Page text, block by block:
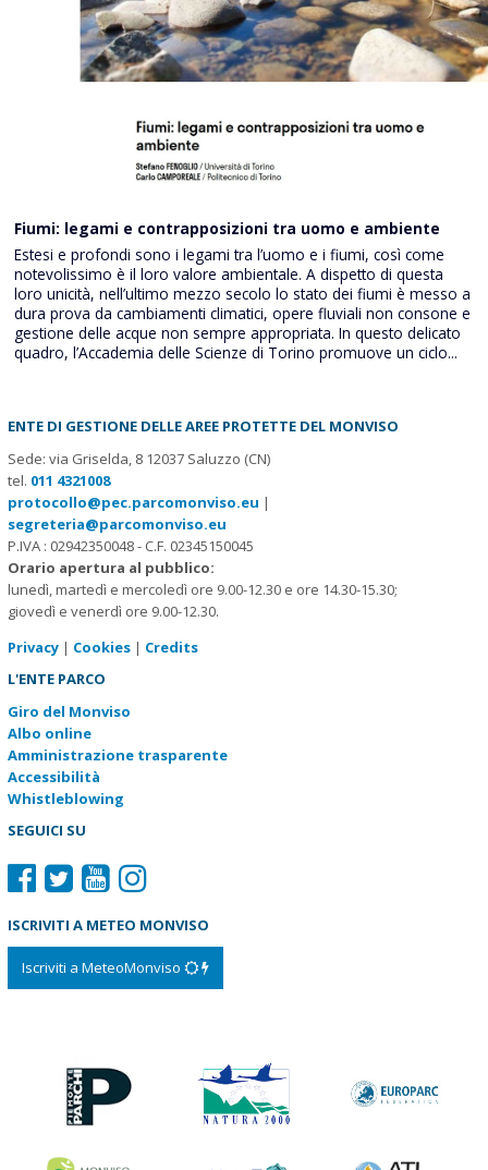
Fiumi: legami e contrapposizioni tra uomo e ambiente
Estesi e profondi sono i legami tra l’uomo e i fiumi, così come
notevolissimo è il loro valore ambientale. A dispetto di questa
loro unicità, nell’ultimo mezzo secolo lo stato dei fiumi è messo a
dura prova da cambiamenti climatici, opere fluviali non consone e
gestione delle acque non sempre appropriata. In questo delicato
quadro, l’Accademia delle Scienze di Torino promuove un ciclo...
ENTE DI GESTIONE DELLE AREE PROTETTE DEL MONVISO
Sede: via Griselda, 8 12037 Saluzzo (CN)
tel. 011 4321008
protocollo@pec.parcomonviso.eu |
segreteria@parcomonviso.eu
P.IVA : 02942350048 - C.F. 02345150045
Orario apertura al pubblico:
lunedì, martedì e mercoledì ore 9.00-12.30 e ore 14.30-15.30;
giovedì e venerdì ore 9.00-12.30.
Privacy| Cookies| Credits
L'ENTE PARCO
Giro del Monviso
Albo online
Amministrazione trasparente
Accessibilità
Whistleblowing
SEGUICI SU
ISCRIVITI A METEO MONVISO
Iscriviti a MeteoMonviso